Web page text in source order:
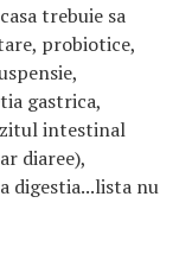
trebuie sa
probiotice,
gastrica,
intestinal
diaree),
digestia...lista nu